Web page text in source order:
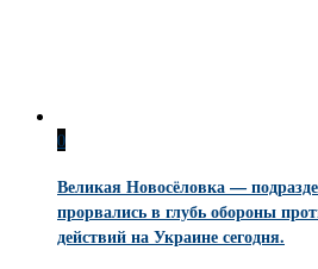
0
Великая Новосёловка —
прорвались в глубь обороны
действий на Украине сегодня.